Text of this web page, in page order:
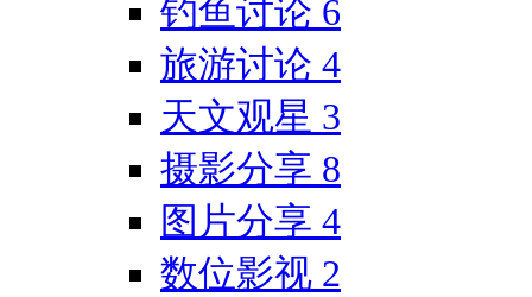
钓鱼讨论 6
旅游讨论 4
天文观星 3
摄影分享 8
图片分享 4
数位影视 2